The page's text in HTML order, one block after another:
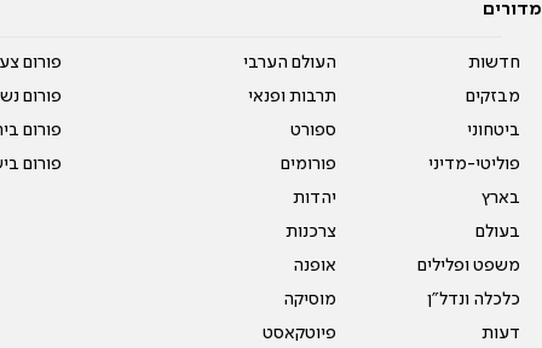
מדורים
חדשות
מבזקים
ביטחוני
פוליטי-מדיני
בארץ
בעולם
משפט ופלילים
כלכלה ונדל"ן
דעות
העולם הערבי
תרבות ופנאי
ספורט
פורומים
יהדות
צרכנות
אופנה
מוסיקה
פיוטקאסט
פורום
פורום
פורום
פורום